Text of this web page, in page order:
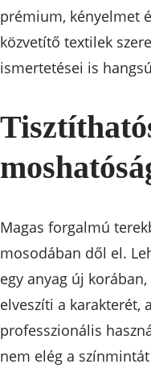
prémium, kényelmet
közvetítő textilek
ismertetései is
Magas forgalmú
mosodában dől el.
egy anyag új
elveszíti a karakterét,
professzionális
nem elég a